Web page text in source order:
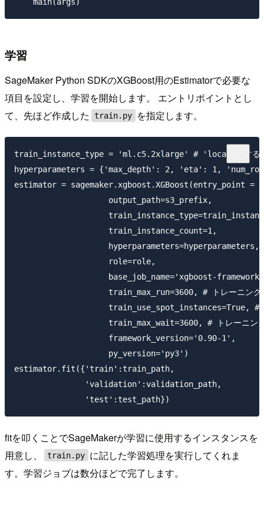
学習
SageMaker Python SDKのXGBoost用のEstimatorで必要な
項目を設定し、学習を開始します。 エントリポイントとし
て、先ほど作成した
train.py を指定します。
train_instance_type = 'ml.c5.2xlarge' # 'local'とすること
hyperparameters = {'max_depth': 2, 'eta': 1,
estimator = sagemaker.xgboost.XGBoost(entry_point
                    output_path=s3_prefix,
                    train_instance_count=1,
                    hyperparameters=hyperparameters,
                    role=role,
base_job_name='xgboost-
train_max_run=3600, # トレーニング
train_use_spot_instances=True, #
train_max_wait=3600, # トレーニン
                    framework_version='0.90-1',
                    py_version='py3')
estimator.fit({'train':train_path,
               'validation':validation_path,
fitを叩くことでSageMakerが学習に使用するインスタンスを
用意し、
train.py に記した学習処理を実行してくれま
す。学習ジョブは数分ほどで完了します。